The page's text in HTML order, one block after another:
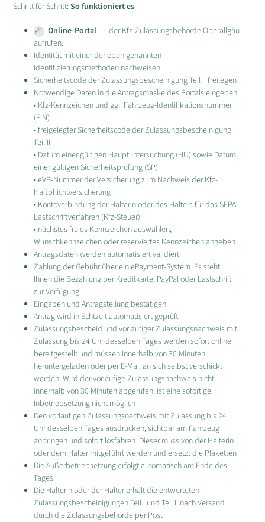
Schritt für Schritt:So funktioniert es
Online-Portal
der Kfz-Zulassungsbehörde Oberallgäu
aufrufen.
Identität mit einer der oben genannten
Identifizierungsmethoden nachweisen
Sicherheitscode der Zulassungsbescheinigung Teil II freilegen
Notwendige Daten in die Antragsmaske des Portals eingeben:
• Kfz-Kennzeichen und ggf. Fahrzeug-Identifikationsnummer
(FIN)
• freigelegter Sicherheitscode der Zulassungsbescheinigung
Teil II
• Datum einer gültigen Hauptuntersuchung (HU) sowie Datum
einer gültigen Sicherheitsprüfung (SP)
• eVB-Nummer der Versicherung zum Nachweis der Kfz-
Haftpflichtversicherung
• Kontoverbindung der Halterin oder des Halters für das SEPA-
Lastschriftverfahren (Kfz-Steuer)
• nächstes freies Kennzeichen auswählen,
Wunschkennzeichen oder reserviertes Kennzeichen angeben
Antragsdaten werden automatisiert validiert
Zahlung der Gebühr über ein ePayment-System. Es steht
Ihnen die Bezahlung per Kreditkarte, PayPal oder Lastschrift
zur Verfügung
Eingaben und Antragstellung bestätigen
Antrag wird in Echtzeit automatisiert geprüft
Zulassungsbescheid und vorläufiger Zulassungsnachweis mit
Zulassung bis 24 Uhr desselben Tages werden sofort online
bereitgestellt und müssen innerhalb von 30 Minuten
heruntergeladen oder per E-Mail an sich selbst verschickt
werden. Wird der vorläufige Zulassungsnachweis nicht
innerhalb von 30 Minuten abgerufen, ist eine sofortige
Inbetriebsetzung nicht möglich
Den vorläufigen Zulassungsnachweis mit Zulassung bis 24
Uhr desselben Tages ausdrucken, sichtbar am Fahrzeug
anbringen und sofort losfahren. Dieser muss von der Halterin
oder dem Halter mitgeführt werden und ersetzt die Plaketten
Die Außerbetriebsetzung erfolgt automatisch am Ende des
Tages
Die Halterin oder der Halter erhält die entwerteten
Zulassungsbescheinigungen Teil I und Teil II nach Versand
durch die Zulassungsbehörde per Post